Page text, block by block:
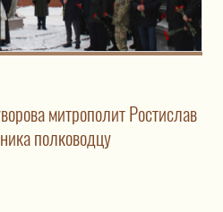
митрополит Ростислав
полководцу